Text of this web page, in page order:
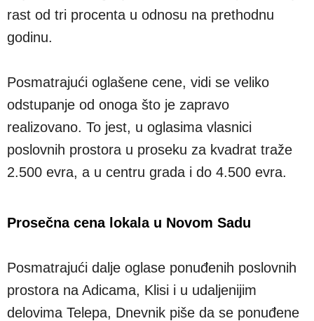
rast od tri procenta u odnosu na prethodnu
godinu.
Posmatrajući oglašene cene, vidi se veliko
odstupanje od onoga što je zapravo
realizovano. To jest, u oglasima vlasnici
poslovnih prostora u proseku za kvadrat traže
2.500 evra, a u centru grada i do 4.500 evra.
Prosečna cena lokala u Novom Sadu
Posmatrajući dalje oglase ponuđenih poslovnih
prostora na Adicama, Klisi i u udaljenijim
delovima Telepa, Dnevnik piše da se ponuđene